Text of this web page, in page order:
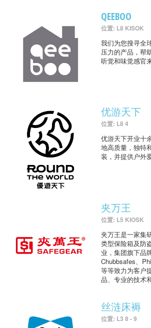
QEEBOO
位置: L8 KISOK
我们为您搜寻全
压力的产品，帮
听觉和味觉感官
优游天下
位置: L8 4
优游天下开业十
地高质量，独特
装，并提供户外
夹万王
位置: L5 KIOSK
夹万王是一家集
类型保险箱及防
业，集团旗下品
Chubbsafes、
等等致力为客户
品、专业的技术
丝涟床褥
位置: L3 8 - 9